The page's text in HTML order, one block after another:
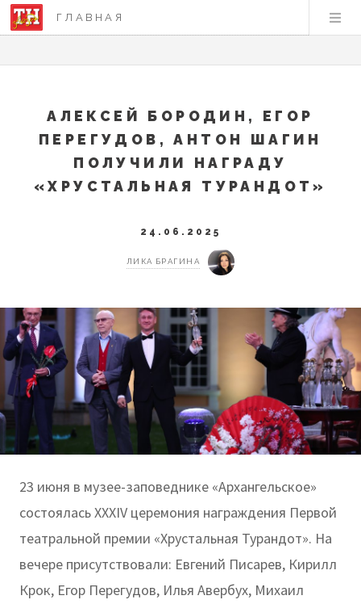
ГЛАВНАЯ
АЛЕКСЕЙ БОРОДИН, ЕГОР
ПЕРЕГУДОВ, АНТОН ШАГИН
ПОЛУЧИЛИ НАГРАДУ
«ХРУСТАЛЬНАЯ ТУРАНДОТ»
24.06.2025
ЛИКА БРАГИНА
23 июня в музее-заповеднике «Архангельское»
состоялась XXXIV церемония награждения Первой
театральной премии «Хрустальная Турандот». На
вечере присутствовали: Евгений Писарев, Кирилл
Крок, Егор Перегудов, Илья Авербух, Михаил